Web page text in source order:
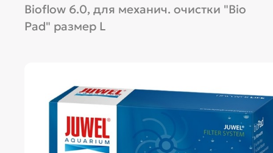
Bioflow 6.0, для механич. очистки "Bio
Pad" размер L